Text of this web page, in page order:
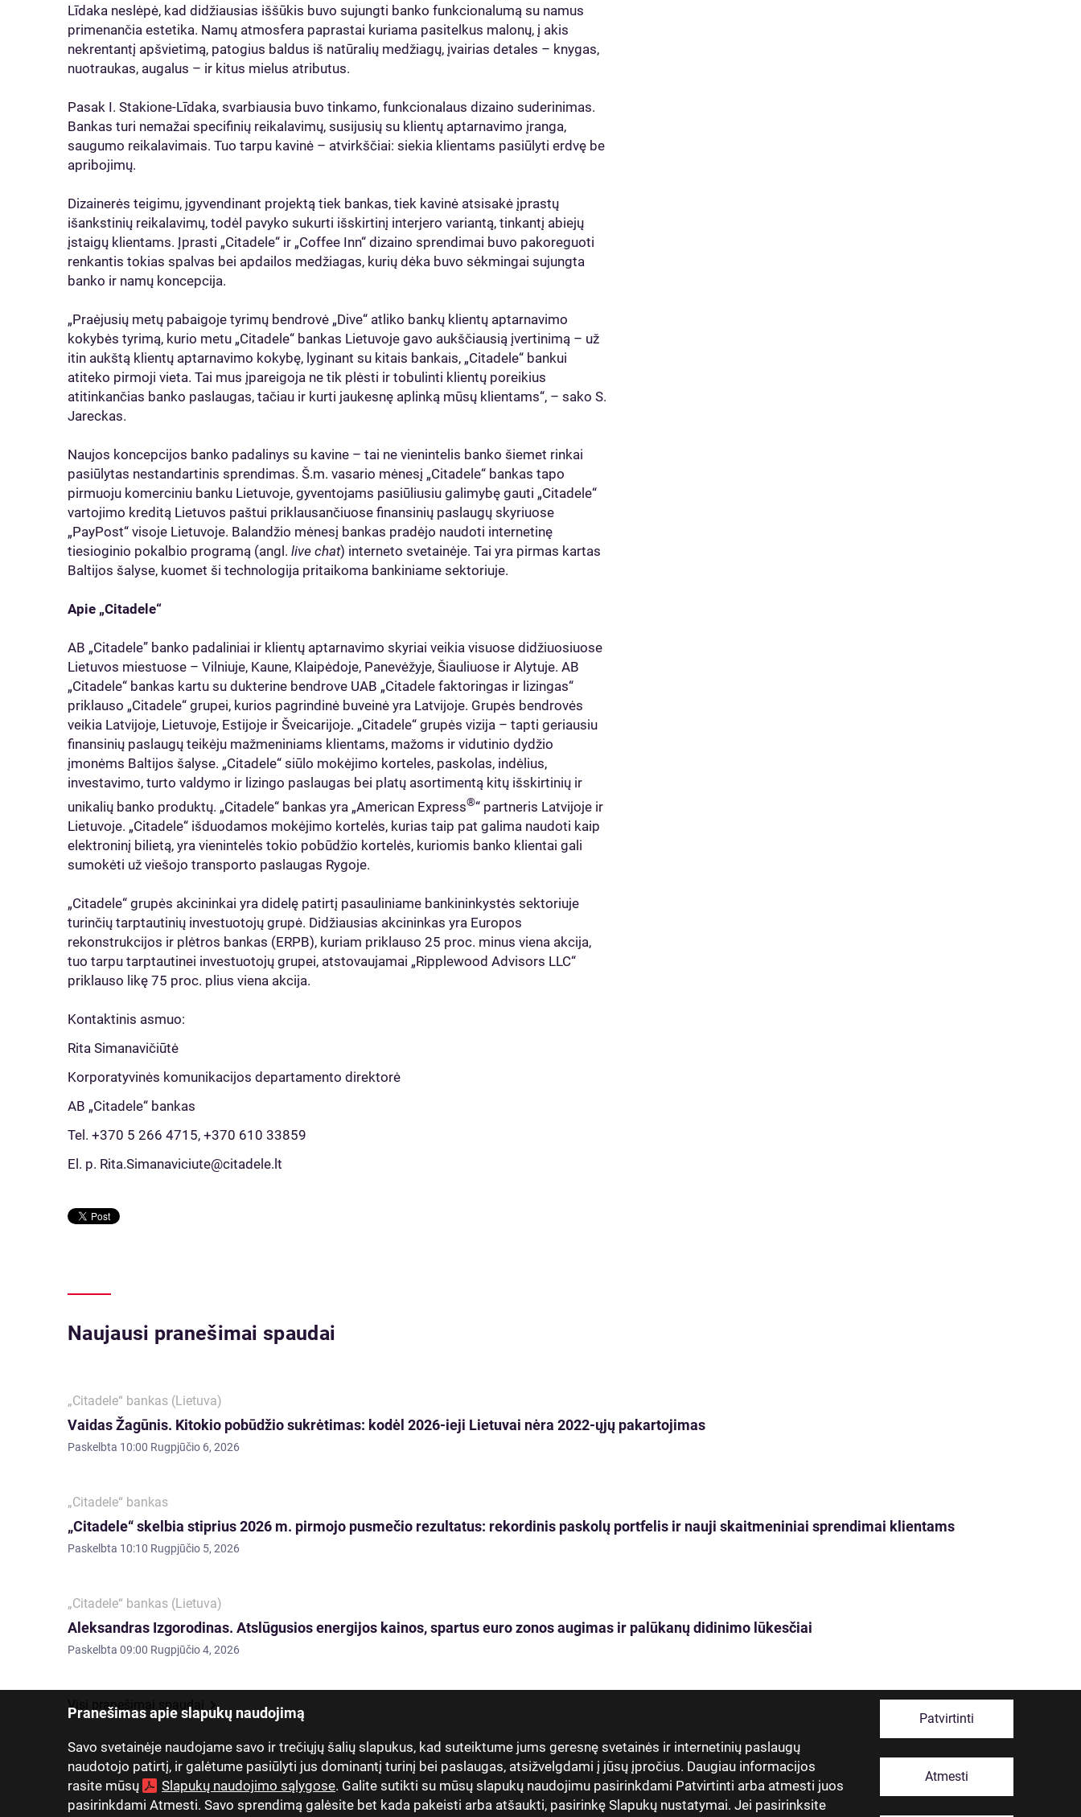
Pranešimas apie slapukų naudojimą
Savo svetainėje naudojame savo ir trečiųjų šalių slapukus, kad suteiktume jums geresnę svetainės ir internetinių paslaugų
naudotojo patirtį, ir galėtume pasiūlyti jus dominantį turinį bei paslaugas, atsižvelgdami į jūsų įpročius. Daugiau informacijos
rasite mūsų
Slapukų naudojimo sąlygose. Galite sutikti su mūsų slapukų naudojimu pasirinkdami Patvirtinti arba atmesti juos
pasirinkdami Atmesti. Savo sprendimą galėsite bet kada pakeisti arba atšaukti, pasirinkę Slapukų nustatymai. Jei pasirinksite
Patvirtinti
Atmesti
Līdaka neslėpė, kad didžiausias iššūkis buvo sujungti banko funkcionalumą su namus
primenančia estetika. Namų atmosfera paprastai kuriama pasitelkus malonų, į akis
nekrentantį apšvietimą, patogius baldus iš natūralių medžiagų, įvairias detales – knygas,
nuotraukas, augalus – ir kitus mielus atributus.
Pasak I. Stakione-Līdaka, svarbiausia buvo tinkamo, funkcionalaus dizaino suderinimas.
Bankas turi nemažai specifinių reikalavimų, susijusių su klientų aptarnavimo įranga,
saugumo reikalavimais. Tuo tarpu kavinė – atvirkščiai: siekia klientams pasiūlyti erdvę be
apribojimų.
Dizainerės teigimu, įgyvendinant projektą tiek bankas, tiek kavinė atsisakė įprastų
išankstinių reikalavimų, todėl pavyko sukurti išskirtinį interjero variantą, tinkantį abiejų
įstaigų klientams. Įprasti „Citadele“ ir „Coffee Inn“ dizaino sprendimai buvo pakoreguoti
renkantis tokias spalvas bei apdailos medžiagas, kurių dėka buvo sėkmingai sujungta
banko ir namų koncepcija.
„Praėjusių metų pabaigoje tyrimų bendrovė „Dive“ atliko bankų klientų aptarnavimo
kokybės tyrimą, kurio metu „Citadele“ bankas Lietuvoje gavo aukščiausią įvertinimą – už
itin aukštą klientų aptarnavimo kokybę, lyginant su kitais bankais, „Citadele“ bankui
atiteko pirmoji vieta. Tai mus įpareigoja ne tik plėsti ir tobulinti klientų poreikius
atitinkančias banko paslaugas, tačiau ir kurti jaukesnę aplinką mūsų klientams“, – sako S.
Jareckas.
Naujos koncepcijos banko padalinys su kavine – tai ne vienintelis banko šiemet rinkai
pasiūlytas nestandartinis sprendimas. Š.m. vasario mėnesį „Citadele“ bankas tapo
pirmuoju komerciniu banku Lietuvoje, gyventojams pasiūliusiu galimybę gauti „Citadele“
vartojimo kreditą Lietuvos paštui priklausančiuose finansinių paslaugų skyriuose
„PayPost“ visoje Lietuvoje. Balandžio mėnesį bankas pradėjo naudoti internetinę
tiesioginio pokalbio programą (angl. live chat) interneto svetainėje. Tai yra pirmas kartas
Baltijos šalyse, kuomet ši technologija pritaikoma bankiniame sektoriuje.
Apie „Citadele“
AB „Citadele” banko padaliniai ir klientų aptarnavimo skyriai veikia visuose didžiuosiuose
Lietuvos miestuose – Vilniuje, Kaune, Klaipėdoje, Panevėžyje, Šiauliuose ir Alytuje. AB
„Citadele“ bankas kartu su dukterine bendrove UAB „Citadele faktoringas ir lizingas“
priklauso „Citadele“ grupei, kurios pagrindinė buveinė yra Latvijoje. Grupės bendrovės
veikia Latvijoje, Lietuvoje, Estijoje ir Šveicarijoje. „Citadele“ grupės vizija – tapti geriausiu
finansinių paslaugų teikėju mažmeniniams klientams, mažoms ir vidutinio dydžio
įmonėms Baltijos šalyse. „Citadele“ siūlo mokėjimo korteles, paskolas, indėlius,
investavimo, turto valdymo ir lizingo paslaugas bei platų asortimentą kitų išskirtinių ir
unikalių banko produktų. „Citadele“ bankas yra „American Express®“ partneris Latvijoje ir
Lietuvoje. „Citadele“ išduodamos mokėjimo kortelės, kurias taip pat galima naudoti kaip
elektroninį bilietą, yra vienintelės tokio pobūdžio kortelės, kuriomis banko klientai gali
sumokėti už viešojo transporto paslaugas Rygoje.
„Citadele“ grupės akcininkai yra didelę patirtį pasauliniame bankininkystės sektoriuje
turinčių tarptautinių investuotojų grupė. Didžiausias akcininkas yra Europos
rekonstrukcijos ir plėtros bankas (ERPB), kuriam priklauso 25 proc. minus viena akcija,
tuo tarpu tarptautinei investuotojų grupei, atstovaujamai „Ripplewood Advisors LLC“
priklauso likę 75 proc. plius viena akcija.
Kontaktinis asmuo:
Rita Simanavičiūtė
Korporatyvinės komunikacijos departamento direktorė
AB „Citadele“ bankas
Tel. +370 5 266 4715, +370 610 33859
El. p. Rita.Simanaviciute@citadele.lt
Naujausi pranešimai spaudai
„Citadele“ bankas (Lietuva)
Vaidas Žagūnis. Kitokio pobūdžio sukrėtimas: kodėl 2026-ieji Lietuvai nėra 2022-ųjų pakartojimas
Paskelbta 10:00 Rugpjūčio 6, 2026
„Citadele“ bankas
„Citadele“ skelbia stiprius 2026 m. pirmojo pusmečio rezultatus: rekordinis paskolų portfelis ir nauji skaitmeniniai sprendimai klientams
Paskelbta 10:10 Rugpjūčio 5, 2026
„Citadele“ bankas (Lietuva)
Aleksandras Izgorodinas. Atslūgusios energijos kainos, spartus euro zonos augimas ir palūkanų didinimo lūkesčiai
Paskelbta 09:00 Rugpjūčio 4, 2026
Visi pranešimai spaudai